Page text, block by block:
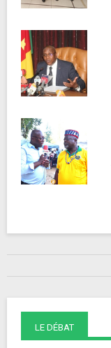
LE DÉBAT